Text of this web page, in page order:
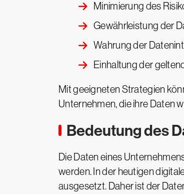
Minimierung des
Gewährleistung der
Wahrung der
Einhaltung der
Mit geeigneten Strategien
Unternehmen, die ihre Daten
Bedeutung des
Die Daten eines
werden. In der heutigen
ausgesetzt. Daher ist der